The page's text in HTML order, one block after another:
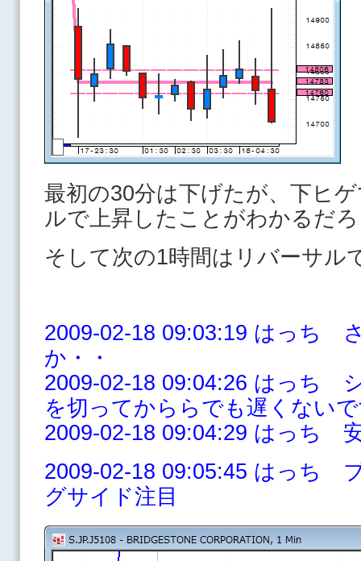
最初の30分は下げたが、下ヒ
ルで上昇したことがわかるだ
そして次の1時間はリバーサル
2009-02-18 09:03:19 はっち
か・・
2009-02-18 09:04:26 はっち
を切ってかららでも遅くない
2009-02-18 09:04:29 はっち
2009-02-18 09:05:45 はっち
グサイド注目